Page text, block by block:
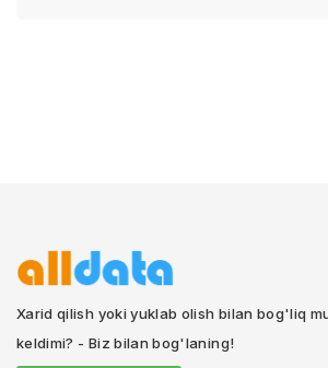
Xarid qilish yoki yuklab olish bilan bog'liq
keldimi? - Biz bilan bog'laning!